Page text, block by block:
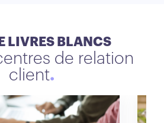
LIVRES BLANCS
de relation
client